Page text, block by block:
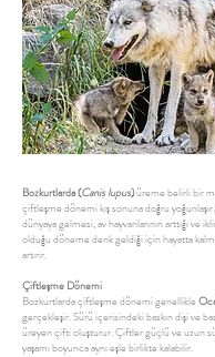
Bozkurtlarda (Canis lupus)üreme belirli bir
çiftleşme dönemi kış sonuna doğru
dünyaya gelmesi, av hayvanlarının arttığı ve
olduğu döneme denk geldiği için hayatta
artırır.
Çiftleşme Dönemi
Bozkurtlarda çiftleşme dönemi genellikle
gerçekleşir. Sürü içerisindeki baskın dişi ve
üreyen çifti oluşturur. Çiftler güçlü ve uzun
yaşamı boyunca aynı eşle birlikte kalabilir.